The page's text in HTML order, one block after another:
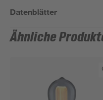
Datenblätter
Ähnliche